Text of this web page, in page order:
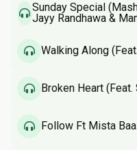
Sunday Special
Jayy Randhawa &
Walking Along
Broken Heart
Follow Ft Mista